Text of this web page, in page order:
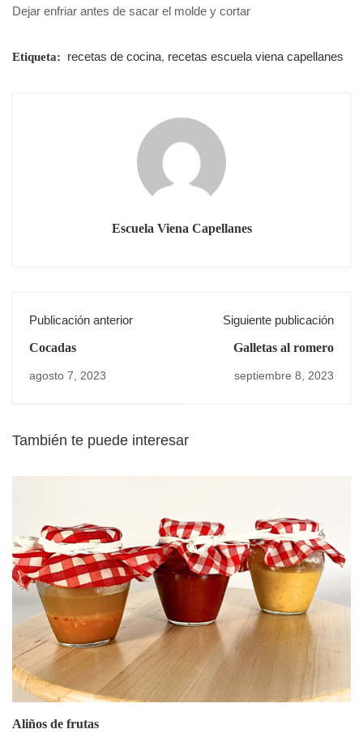
Dejar enfriar antes de sacar el molde y cortar
Etiqueta: recetas de cocina, recetas escuela viena capellanes
Escuela Viena Capellanes
Publicación anterior
Cocadas
agosto 7, 2023
Siguiente publicación
Galletas al romero
septiembre 8, 2023
También te puede interesar
Aliños de frutas